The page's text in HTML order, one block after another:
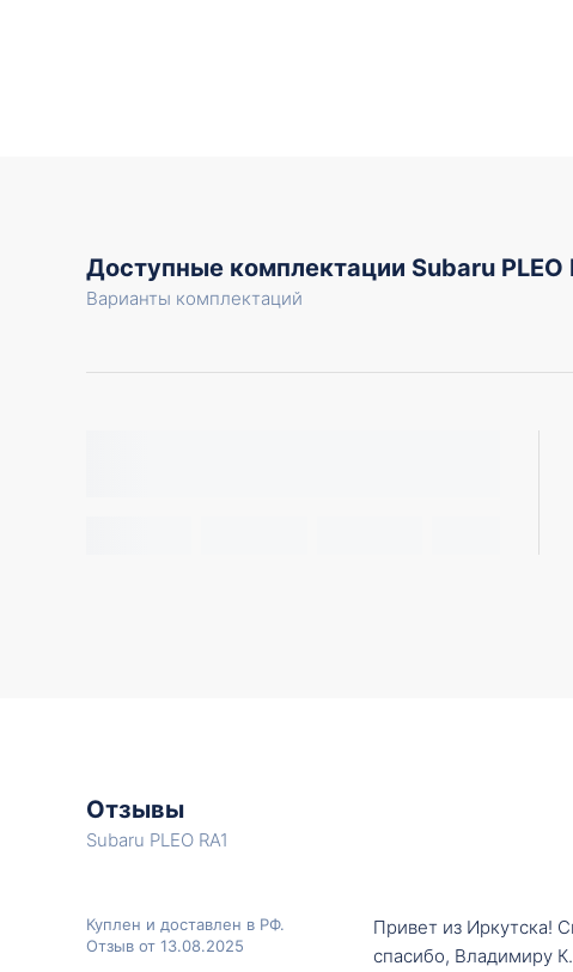
Доступные комплектации Subaru PLEO
Варианты комплектаций
Отзывы
Subaru PLEO RA1
Куплен и доставлен в РФ.
Отзыв от 13.08.2025
Привет из Иркутска!
спасибо, Владимиру